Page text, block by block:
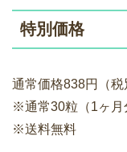
特別価格
通常価格838円（
※通常30粒（1ヶ月
※送料無料